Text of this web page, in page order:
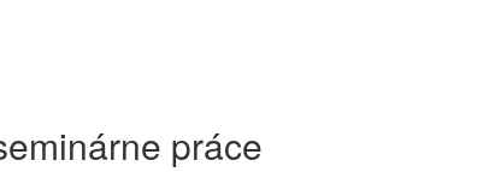
práce